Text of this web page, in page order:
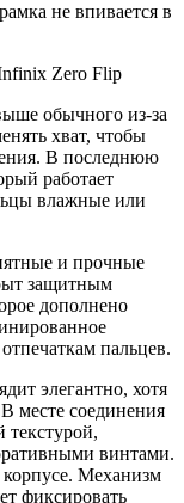
не впивается в
обычного из-за
хват, чтобы
В последнюю
работает
влажные или
и прочные
защитным
дополнено
пальцев.
элегантно, хотя
месте соединения
винтами.
Механизм
фиксировать